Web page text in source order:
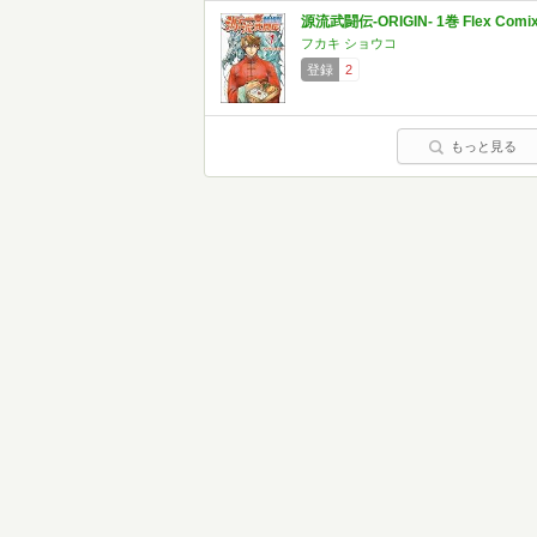
源流武闘伝‐ORIGIN‐ 1巻 Flex
フカキ ショウコ
登録
2
もっと見る